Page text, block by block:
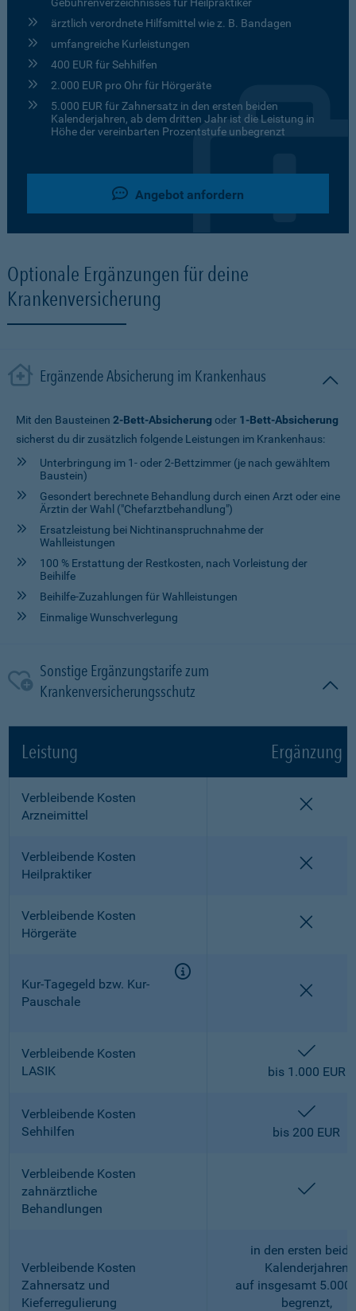
ärztlich verordnete Hilfsmittel wie z. B. Bandagen
umfangreiche Kurleistungen
400 EUR für Sehhilfen
2.000 EUR pro Ohr für Hörgeräte
5.000 EUR für Zahnersatz in den ersten beiden
Kalenderjahren, ab dem dritten Jahr ist die Leistung in
Höhe der vereinbarten Prozentstufe unbegrenzt
Angebot anfordern
Optionale Ergänzungen für deine
Krankenversicherung
Ergänzende Absicherung im Krankenhaus
Mit den Bausteinen 2-Bett-Absicherung oder 1-Bett-Absicherung
sicherst du dir zusätzlich folgende Leistungen im Krankenhaus:
Unterbringung im 1- oder 2-Bettzimmer (je nach gewähltem
Baustein)
Gesondert berechnete Behandlung durch einen Arzt oder eine
Ärztin der Wahl ("Chefarztbehandlung")
Ersatzleistung bei Nichtinanspruchnahme der
Wahlleistungen
100 % Erstattung der Restkosten, nach Vorleistung der
Beihilfe
Beihilfe-Zuzahlungen für Wahlleistungen
Einmalige Wunschverlegung
Sonstige Ergänzungstarife zum
Krankenversicherungsschutz
Leistung Ergänzung
Verbleibende Kosten
Arzneimittel
Verbleibende Kosten
Heilpraktiker
Verbleibende Kosten
Hörgeräte
Kur-Tagegeld bzw. Kur-
Pauschale
Verbleibende Kosten
LASIK
bis 1.000 EUR
Verbleibende Kosten
Sehhilfen
bis 200 EUR
Verbleibende Kosten
zahnärztliche
Behandlungen
Verbleibende Kosten
Zahnersatz und
Kieferregulierung
in den ersten
Kalenderjahren
auf insgesamt 5.000
begrenzt,